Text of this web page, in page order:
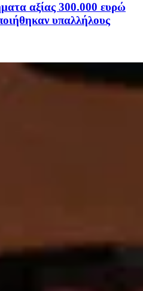
αξίας 300.000 ευρώ
υπαλλήλους